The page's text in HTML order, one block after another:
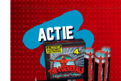
ACTIE